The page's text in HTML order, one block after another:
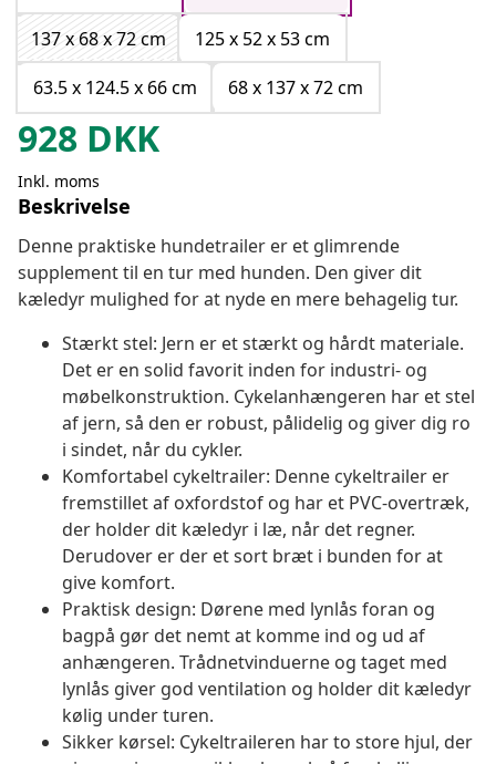
137 x 68 x 72 cm
125 x 52 x 53 cm
63.5 x 124.5 x 66 cm
68 x 137 x 72 cm
928 DKK
Inkl. moms
Beskrivelse
Denne praktiske hundetrailer er et glimrende
supplement til en tur med hunden. Den giver dit
kæledyr mulighed for at nyde en mere behagelig tur.
Stærkt stel: Jern er et stærkt og hårdt materiale.
Det er en solid favorit inden for industri- og
møbelkonstruktion. Cykelanhængeren har et stel
af jern, så den er robust, pålidelig og giver dig ro
i sindet, når du cykler.
Komfortabel cykeltrailer: Denne cykeltrailer er
fremstillet af oxfordstof og har et PVC-overtræk,
der holder dit kæledyr i læ, når det regner.
Derudover er der et sort bræt i bunden for at
give komfort.
Praktisk design: Dørene med lynlås foran og
bagpå gør det nemt at komme ind og ud af
anhængeren. Trådnetvinduerne og taget med
lynlås giver god ventilation og holder dit kæledyr
kølig under turen.
Sikker kørsel: Cykeltraileren har to store hjul, der